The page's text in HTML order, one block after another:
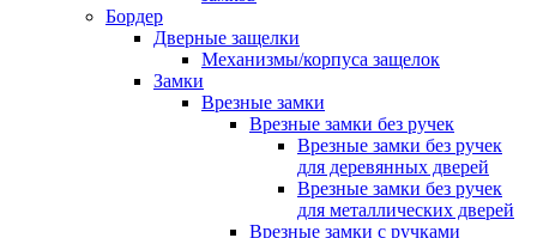
Бордер
Дверные защелки
Механизмы/корпуса защелок
Замки
Врезные замки
Врезные замки без ручек
Врезные замки без ручек
для деревянных дверей
Врезные замки без ручек
для металлических дверей
Врезные замки с ручками